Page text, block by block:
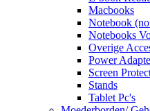
Macbooks
Notebook
Notebooks
Overige
Power
Screen
Stands
Tablet Pc's